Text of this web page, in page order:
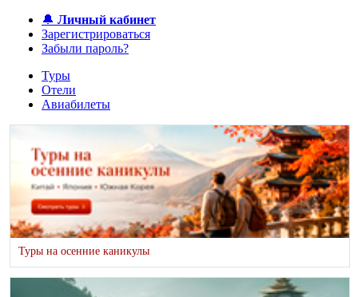
🔔 Личный кабинет
Зарегистрироваться
Забыли пароль?
Туры
Отели
Авиабилеты
Туры на осенние каникулы